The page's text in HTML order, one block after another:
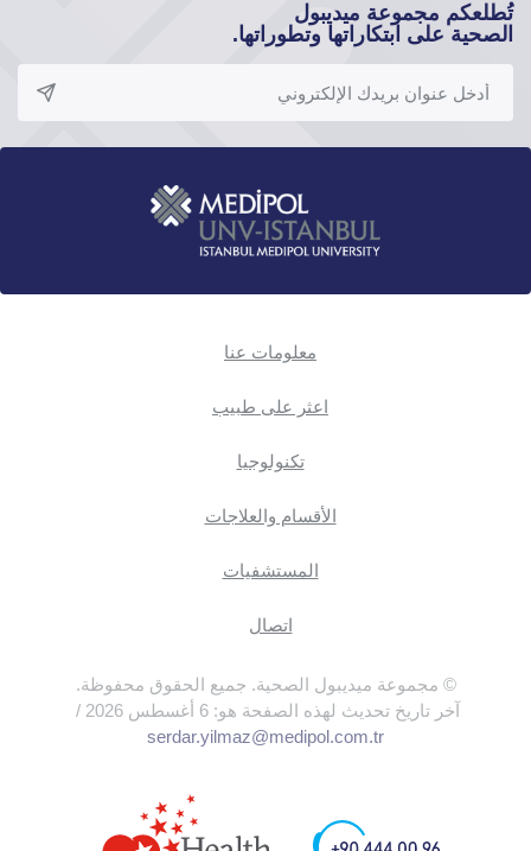
تُطلعكم مجموعة ميديبول
الصحية على ابتكاراتها وتطوراتها.
معلومات عنا
اعثر على طبيب
تكنولوجيا
الأقسام والعلاجات
المستشفيات
اتصال
© مجموعة ميديبول الصحية. جميع الحقوق محفوظة.
آخر تاريخ تحديث لهذه الصفحة هو: 6 أغسطس 2026 /
serdar.yilmaz@medipol.com.tr